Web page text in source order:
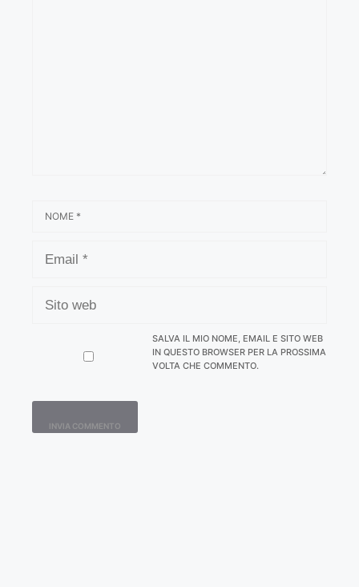
WEB
SALVA IL MIO NOME, EMAIL E SITO WEB
IN QUESTO BROWSER PER LA PROSSIMA
VOLTA CHE COMMENTO.